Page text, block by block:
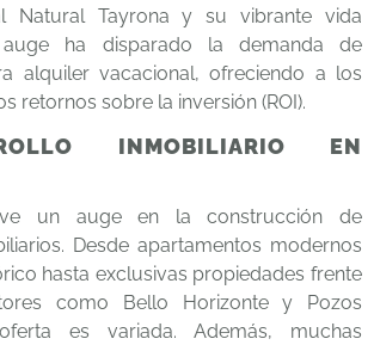
Natural Tayrona y su vibrante vida
auge ha disparado la demanda de
alquiler vacacional, ofreciendo a los
retornos sobre la inversión (ROI).
INMOBILIARIO EN
un auge en la construcción de
Desde apartamentos modernos
hasta exclusivas propiedades frente
como Bello Horizonte y Pozos
es variada. Además, muchas